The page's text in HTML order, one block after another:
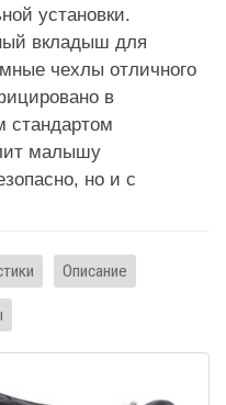
установки.
вкладыш для
чехлы отличного
в
стандартом
малышу
но и с
Описание